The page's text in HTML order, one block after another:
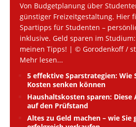
Von Budgetplanung über
günstiger Freizeitgestaltung. Hier
Spartipps für Studenten –
inklusive. Geld sparen im
meinen Tipps! | © Gorodenkoff /
Mehr lesen...
5 effektive Sparstrategien: Wie
Kosten senken können
Haushaltskosten sparen: Diese
auf den Prüfstand
Altes zu Geld machen – wie Sie